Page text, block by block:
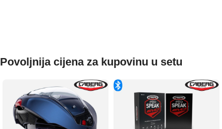
Povoljnija cijena za kupovinu u setu